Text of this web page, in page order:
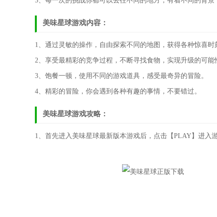
美味星球游戏内容：
1、通过灵敏的操作，自由探索不同的地图，获得各种惊喜时
2、享受最精彩的竞争过程，不断寻找食物，实现升级的可能
3、饱餐一顿，使用不同的游戏道具，感受最奇异的冒险。
4、精彩的冒险，你会遇到各种有趣的事情，不要错过。
美味星球游戏攻略：
1、首先进入美味星球最新版本游戏后，点击【PLAY】进入